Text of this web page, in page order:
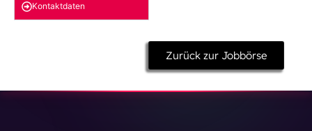
Kontakt­daten
Zurück zur Jobbörse